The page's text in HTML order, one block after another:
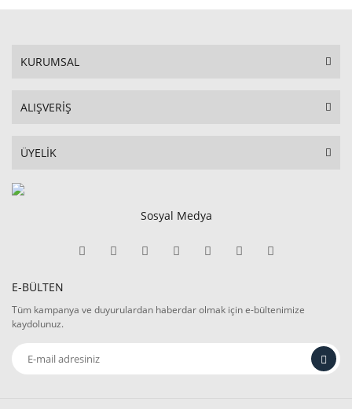
KURUMSAL
ALIŞVERİŞ
ÜYELİK
Sosyal Medya
E-BÜLTEN
Tüm kampanya ve duyurulardan haberdar olmak için e-bültenimize
kaydolunuz.